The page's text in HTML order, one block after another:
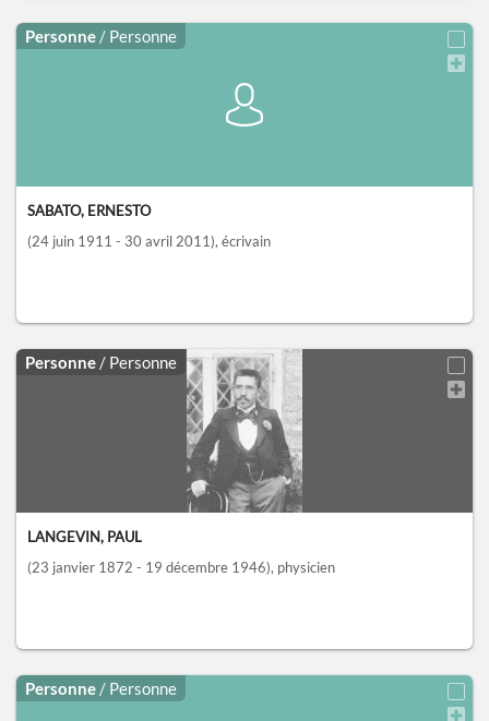
Personne / Personne
SABATO, ERNESTO
(24 juin 1911 - 30 avril 2011), écrivain
Personne / Personne
LANGEVIN, PAUL
(23 janvier 1872 - 19 décembre 1946), physicien
Personne / Personne